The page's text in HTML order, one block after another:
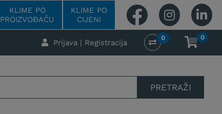
KLIME PO
PROIZVOĐAČU
KLIME PO
CIJENI
Prijava | Registracija
0 0
PRETRAŽI